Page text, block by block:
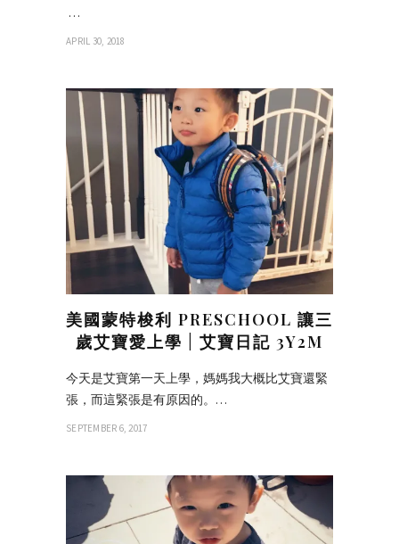
…
APRIL 30, 2018
美國蒙特梭利 PRESCHOOL 讓三
歲艾寶愛上學 | 艾寶日記 3Y2M
今天是艾寶第一天上學，媽媽我大概比艾寶還緊
張，而這緊張是有原因的。…
SEPTEMBER 6, 2017